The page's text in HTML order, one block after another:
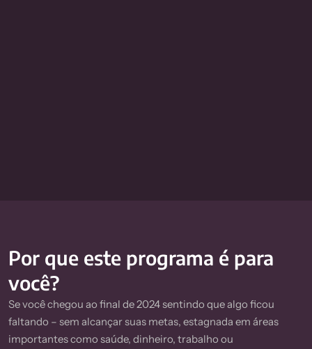
Por que este programa é para
você?
Se você chegou ao final de 2024 sentindo que algo ficou
faltando – sem alcançar suas metas, estagnada em áreas
importantes como saúde, dinheiro, trabalho ou